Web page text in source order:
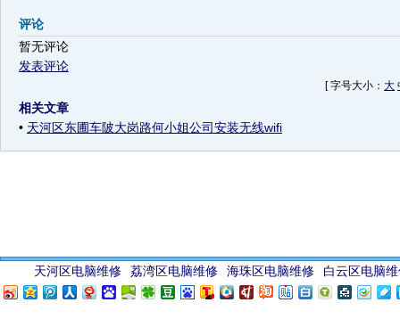
评论
暂无评论
发表评论
[ 字号大小： 大
相关文章
• 天河区东圃车陂大岗路何小姐公司安装无线wifi
天河区电脑维修 荔湾区电脑维修 海珠区电脑维修 白云区电脑